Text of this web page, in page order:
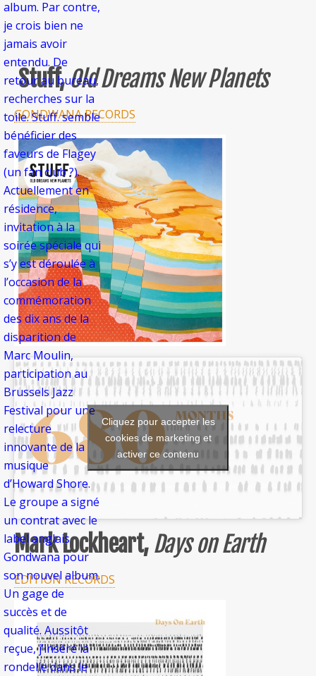
Stuff,Old Dreams New Planets
GONDWANA RECORDS
album. Par contre,
je crois bien ne
jamais avoir
entendu. De
retour au bureau,
recherches sur la
toile. Stuff. semble
bénéficier des
faveurs de Flagey
(un fan club ?).
Actuellement en
résidence,
invitation à la
soirée spéciale qui
s’y est déroulée à
l’occasion de la
commémoration
des dix ans de la
disparition de
Marc Moulin,
participation au
Brussels Jazz
Festival pour une
relecture
innovante de la
musique
d’Howard Shore.
Le groupe a signé
un contrat avec le
label anglais
Gondwana pour
son nouvel album.
Un gage de
succès et de
qualité. Aussitôt
reçue, j’insère la
rondelle dans le
Cliquez pour accepter les
cookies de marketing et
activer ce contenu
Mark Lockheart, Days on Earth
EDITION RECORDS